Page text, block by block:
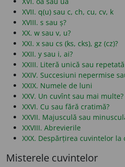
XVII. q(u) sau c, ch, cu, cv, k
XVIII. s sau ș?
XX. w sau v, u?
XXI. x sau cs (ks, cks), gz (cz)?
XXII. y sau i, ai?
XXIII. Literă unică sau
XXIV. Succesiuni nepermise
XXIX. Numele de luni
XXV. Un cuvînt sau mai multe?
XXVI. Cu sau fără cratimă?
XXVII. Majusculă sau
XXVIII. Abrevierile
XXX. Despărțirea cuvintelor
Misterele cuvintelor